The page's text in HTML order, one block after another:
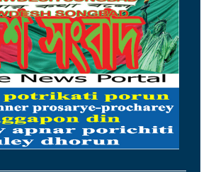
ওমানের সঙ্গে চুক্তি হলেও এখনই খুলছে না
হরমুজ, ঘোষণা ইরানের
আগস্টের প্রথম ৫ দিনে রেমিট্যান্স এলো ৬০
কোটি ২০ লাখ ডলার
থাইল্যান্ডের সঙ্গে কূটনৈতিক অচলাবস্থা ভাঙলো